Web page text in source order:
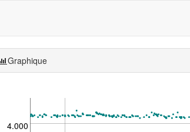
Graphique
4.000